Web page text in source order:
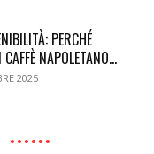
PERCHÉ
NAPOLETANO...
2025